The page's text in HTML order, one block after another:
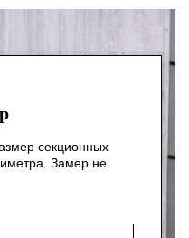
секционных
Замер не